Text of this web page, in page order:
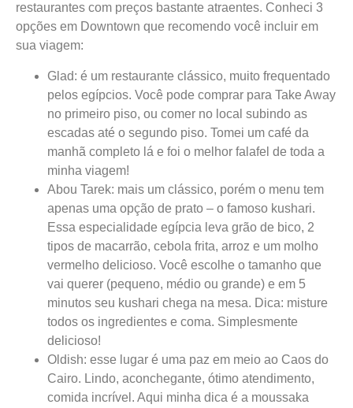
restaurantes com preços bastante atraentes. Conheci 3
opções em Downtown que recomendo você incluir em
sua viagem:
Glad: é um restaurante clássico, muito frequentado
pelos egípcios. Você pode comprar para Take Away
no primeiro piso, ou comer no local subindo as
escadas até o segundo piso. Tomei um café da
manhã completo lá e foi o melhor falafel de toda a
minha viagem!
Abou Tarek: mais um clássico, porém o menu tem
apenas uma opção de prato – o famoso kushari.
Essa especialidade egípcia leva grão de bico, 2
tipos de macarrão, cebola frita, arroz e um molho
vermelho delicioso. Você escolhe o tamanho que
vai querer (pequeno, médio ou grande) e em 5
minutos seu kushari chega na mesa. Dica: misture
todos os ingredientes e coma. Simplesmente
delicioso!
Oldish: esse lugar é uma paz em meio ao Caos do
Cairo. Lindo, aconchegante, ótimo atendimento,
comida incrível. Aqui minha dica é a moussaka